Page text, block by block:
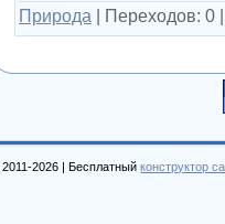
Природа Переходов: 0
2011-2026 |Бесплатныйконструктор